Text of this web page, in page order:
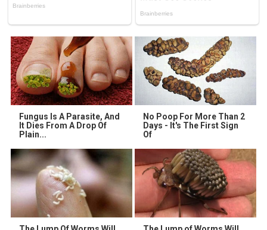
Fungus Is A Parasite, And
It Dies From A Drop Of
Plain...
No Poop For More Than 2
Days - It's The First Sign
Of